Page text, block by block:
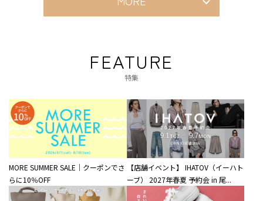
FEATURE
特集
MORE SUMMER SALE｜クーポンでさ
らに10％OFF
【店舗イベント】 IHATOV（イーハト
ーブ） 2027年春夏 予約会 in 尾...